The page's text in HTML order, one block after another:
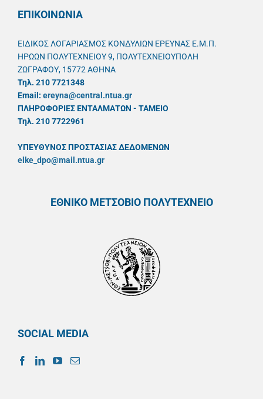
ΕΠΙΚΟΙΝΩΝΙΑ
ΕΙΔΙΚΟΣ ΛΟΓΑΡΙΑΣΜΟΣ ΚΟΝΔΥΛΙΩΝ ΕΡΕΥΝΑΣ Ε.Μ.Π.
ΗΡΩΩΝ ΠΟΛΥΤΕΧΝΕΙΟΥ 9, ΠΟΛΥΤΕΧΝΕΙΟΥΠΟΛΗ
ΖΩΓΡΑΦΟΥ, 15772 ΑΘΗΝΑ
Τηλ. 210 7721348
Email: ereyna@central.ntua.gr
ΠΛΗΡΟΦΟΡΙΕΣ ΕΝΤΑΛΜΑΤΩΝ - ΤΑΜΕΙΟ
Τηλ. 210 7722961
ΥΠΕΥΘYΝΟΣ ΠΡΟΣΤΑΣΙΑΣ ΔΕΔΟΜΕΝΩΝ
elke_dpo@mail.ntua.gr
ΕΘΝΙΚΟ ΜΕΤΣΟΒΙΟ ΠΟΛΥΤΕΧΝΕΙΟ
SOCIAL MEDIA